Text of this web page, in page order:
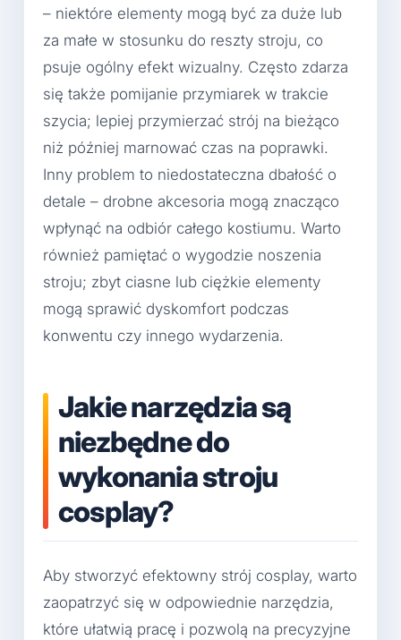
– niektóre elementy mogą być za duże lub
za małe w stosunku do reszty stroju, co
psuje ogólny efekt wizualny. Często zdarza
się także pomijanie przymiarek w trakcie
szycia; lepiej przymierzać strój na bieżąco
niż później marnować czas na poprawki.
Inny problem to niedostateczna dbałość o
detale – drobne akcesoria mogą znacząco
wpłynąć na odbiór całego kostiumu. Warto
również pamiętać o wygodzie noszenia
stroju; zbyt ciasne lub ciężkie elementy
mogą sprawić dyskomfort podczas
konwentu czy innego wydarzenia.
Jakie narzędzia są
niezbędne do
wykonania stroju
cosplay?
Aby stworzyć efektowny strój cosplay, warto
zaopatrzyć się w odpowiednie narzędzia,
które ułatwią pracę i pozwolą na precyzyjne